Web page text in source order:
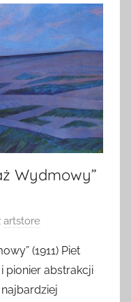
Wydmowy”
artstore
(1911) Piet
pionier abstrakcji